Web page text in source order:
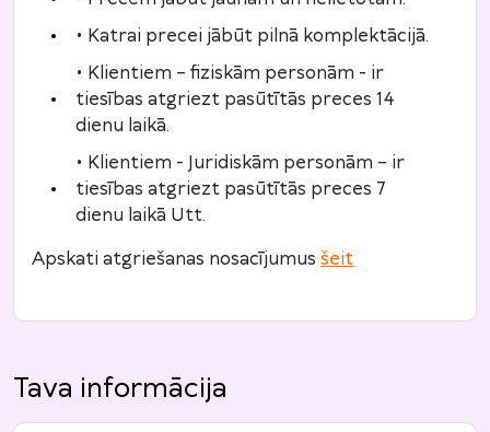
• Katrai precei jābūt pilnā komplektācijā.
• Klientiem – fiziskām personām - ir
tiesības atgriezt pasūtītās preces 14
dienu laikā.
• Klientiem - Juridiskām personām – ir
tiesības atgriezt pasūtītās preces 7
dienu laikā Utt.
Apskati atgriešanas nosacījumus šeit
Tava informācija